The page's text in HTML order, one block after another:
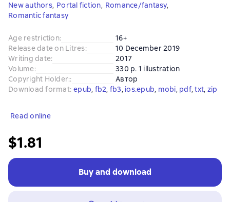
New authors, Portal fiction, Romance/fantasy,
Romantic fantasy
Age restriction:
16+
Release date on Litres:
10 December 2019
Writing date:
2017
Volume:
330 p. 1 illustration
Copyright Holder::
Автор
Download format: epub, fb2, fb3, ios.epub, mobi, pdf, txt, zip
Read online
$1.81
Buy and download